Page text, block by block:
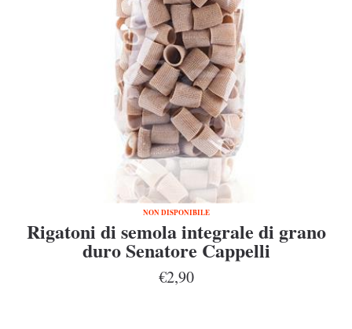
NON DISPONIBILE
Rigatoni di semola integrale di grano
duro Senatore Cappelli
€2,90